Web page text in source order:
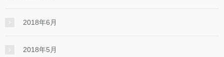
2018年6月
2018年5月